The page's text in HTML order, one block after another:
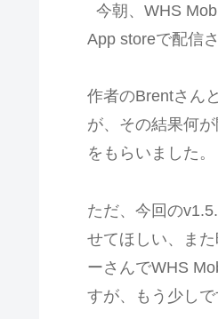
今朝、WHS
App storeで配信
作者のBrentさん
が、その結果何
をもらいました。
ただ、今回の
せてほしい、ま
ーさんでWHS
すが、もう少しで